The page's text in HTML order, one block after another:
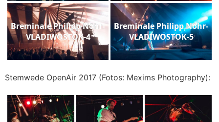
Breminale Philipp Nöhr-
VLADIWOSTOK-4
Breminale Philipp Nöhr-
VLADIWOSTOK-5
Stemwede OpenAir 2017 (Fotos: Mexims Photography):